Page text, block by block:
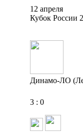
12 апреля
Кубок России
Динамо-ЛО
3 : 0